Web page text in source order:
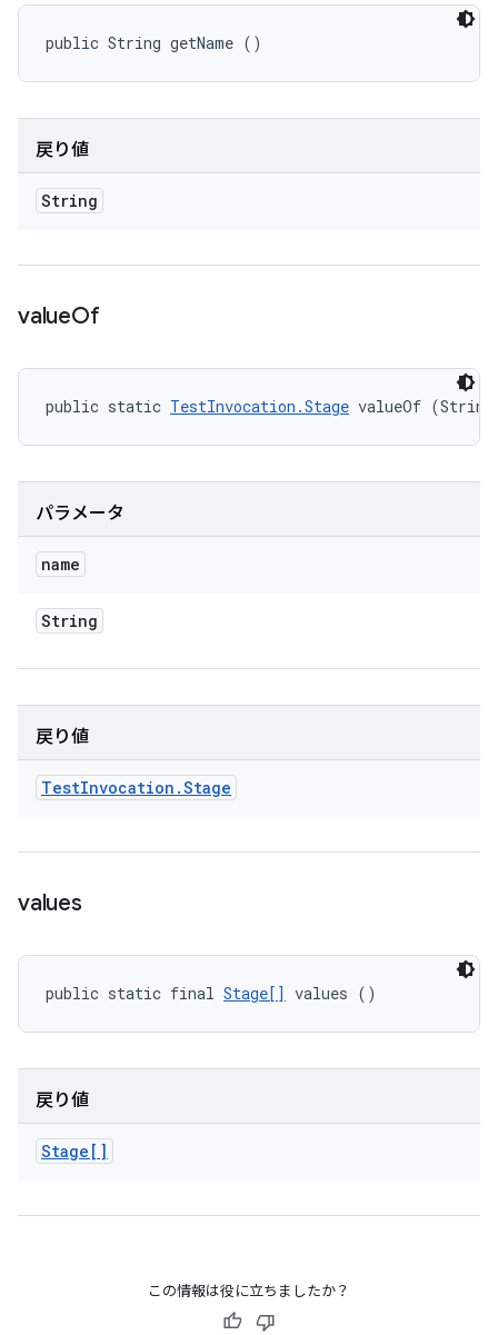
public String getName ()
戻り値
String
valueOf
public static TestInvocation.Stage valueOf (String
パラメータ
name
String
戻り値
TestInvocation .Stage
values
public static final Stage[] values ()
戻り値
Stage[]
この情報は役に立ちましたか？